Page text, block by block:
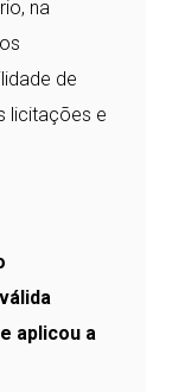
na
de
licitações e
aplicou a